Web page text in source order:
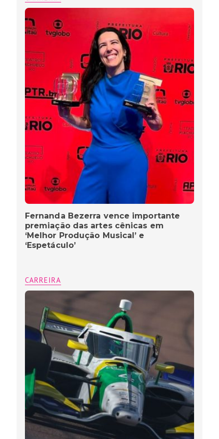
Fernanda Bezerra vence importante
premiação das artes cênicas em
‘Melhor Produção Musical’ e
‘Espetáculo’
CARREIRA